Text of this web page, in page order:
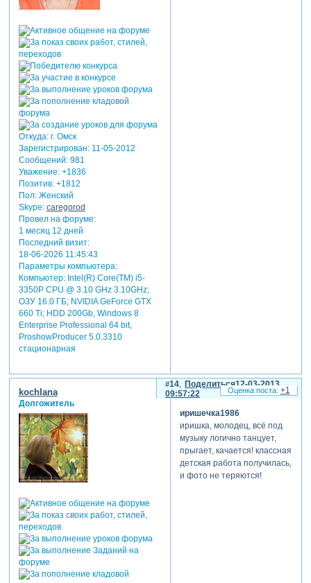
Откуда:г. Омск
Зарегистрирован: 11-05-2012
Сообщений:981
Уважение: +1836
Позитив: +1812
Пол:Женский
Skype: caregorod
Провел на форуме:
1 месяц 12 дней
Последний визит:
18-06-2026 11:45:43
Параметры компьютера:
Компьютер: Intel(R) Core(TM) i5-
3350P CPU @ 3.10 GHz 3.10GHz;
ОЗУ 16.0 ГБ; NVIDIA GeForce GTX
660 Ti; HDD 200Gb, Windows 8
Enterprise Professional 64 bit,
ProshowProducer 5.0.3310
стационарная
Поделиться
14
12-03-2013
09:57:22
kochlana
Долгожитель
иришечка1986
иришка, молодец, всё под
музыку логично танцует,
прыгает, качается! классная
детская работа получилась,
и фото не теряются!
+1